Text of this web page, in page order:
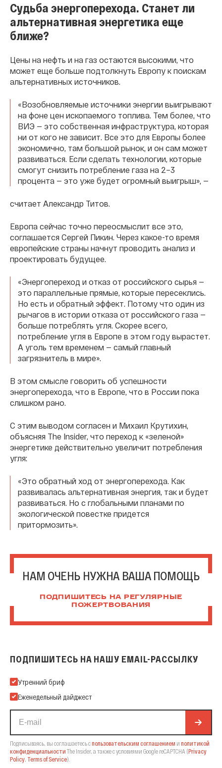
Судьба энергоперехода. Станет ли
альтернативная энергетика еще
ближе?
Цены на нефть и на газ остаются высокими, что
может еще больше подтолкнуть Европу к поискам
альтернативных источников.
«Возобновляемые источники энергии выигрывают
на фоне цен ископаемого топлива. Тем более, что
ВИЭ — это собственная инфраструктура, которая
ни от кого не зависит. Все это для Европы более
экономично, там большой рынок, и он сам может
развиваться. Если сделать технологии, которые
смогут снизить потребление газа на 2–3
процента — это уже будет огромный выигрыш», —
считает Александр Титов.
Европа сейчас точно переосмыслит все это,
соглашается Сергей Пикин. Через какое-то время
европейские страны начнут проводить анализ и
проектировать будущее.
«Энергопереход и отказ от российского сырья —
это параллельные прямые, которые пересеклись.
Но есть и обратный эффект. Потому что один из
рычагов в истории отказа от российского газа —
больше потреблять угля. Скорее всего,
потребление угля в Европе в этом году вырастет.
А уголь тем временем — самый главный
загрязнитель в мире».
В этом смысле говорить об успешности
энергоперехода, что в Европе, что в России пока
слишком рано.
С этим выводом согласен и Михаил Крутихин,
объясняя The Insider, что переход к «зеленой»
энергетике действительно увеличит потребления
угля:
«Это обратный ход от энергоперехода. Как
развивалась альтернативная энергия, так и будет
развиваться. Но с глобальными планами по
экологической повестке придется
притормозить».
НАМ ОЧЕНЬ НУЖНА ВАША ПОМОЩЬ
ПОДПИШИТЕСЬ НА РЕГУЛЯРНЫЕ
ПОЖЕРТВОВАНИЯ
ПОДПИШИТЕСЬ НА НАШУ EMAIL-РАССЫЛКУ
Подпишитесь на нашу Email-рассылку
Утренний бриф
Еженедельный дайджест
Подписываясь, вы соглашаетесь спользовательским соглашением и политикой
конфиденциальности The Insider, а также с условиями Google reCAPTCHA (Privacy
Policy, Terms of Service).